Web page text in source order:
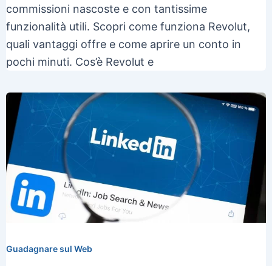
commissioni nascoste e con tantissime
funzionalità utili. Scopri come funziona Revolut,
quali vantaggi offre e come aprire un conto in
pochi minuti. Cos’è Revolut e
Guadagnare sul Web